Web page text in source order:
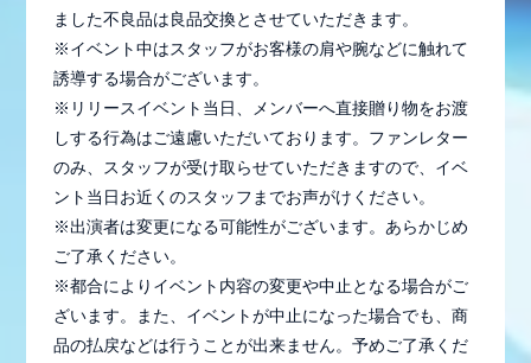
ました不良品は良品交換とさせていただきます。
※イベント中はスタッフがお客様の肩や腕などに触れて
誘導する場合がございます。
※リリースイベント当日、メンバーへ直接贈り物をお渡
しする行為はご遠慮いただいております。ファンレター
のみ、スタッフが受け取らせていただきますので、イベ
ント当日お近くのスタッフまでお声がけください。
※出演者は変更になる可能性がございます。あらかじめ
ご了承ください。
※都合によりイベント内容の変更や中止となる場合がご
ざいます。また、イベントが中止になった場合でも、商
品の払戻などは行うことが出来ません。予めご了承くだ